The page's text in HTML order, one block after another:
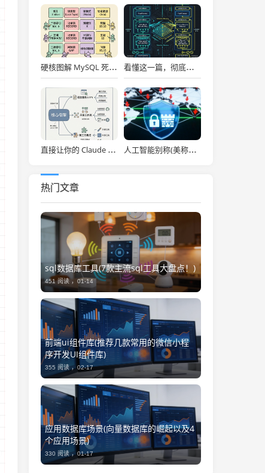
硬核图解 MySQL 死锁：为什么两个看似不冲突的 Update 和 Insert 会掐死对方？ 看懂这一篇，彻底通关大模型底层！图解 Transformer 核心架构与自注意力机制！
直接让你的 Claude Code 效率拉满，Anthropic 官方神级插件开源了！ 人工智能别称(美称中国一人工智能企业违反美出口管制 外交部：中方已多次表明原则立场)
热门文章
sql数据库工具(7款主流sql工具大盘点！)
451 阅读 ，01-14
前端ui组件库(推荐几款常用的微信小程
序开发UI组件库)
355 阅读 ，02-17
应用数据库场景(向量数据库的崛起以及4
个应用场景)
330 阅读 ，01-17